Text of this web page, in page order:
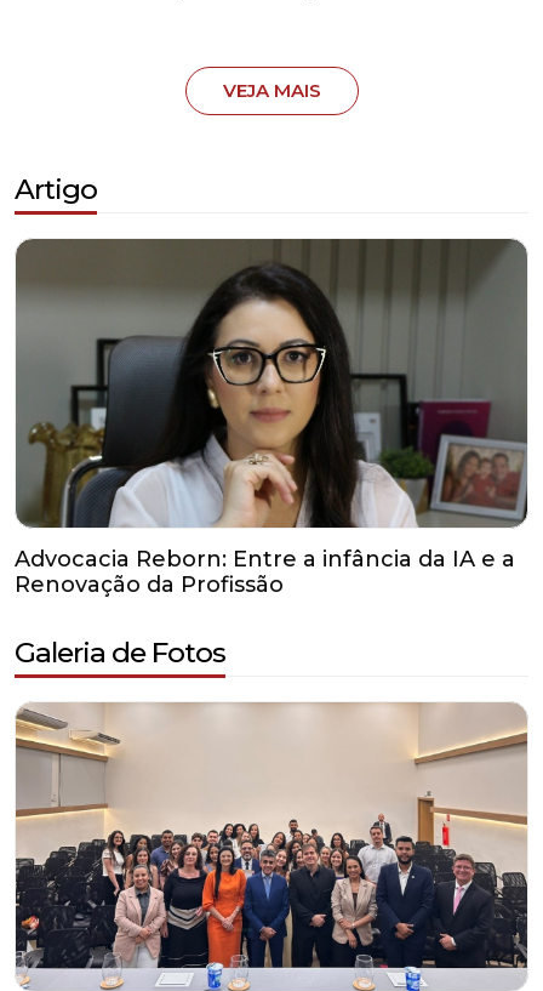
VEJA MAIS
Artigo
Advocacia Reborn: Entre a infância da IA e a
Renovação da Profissão
Galeria de Fotos